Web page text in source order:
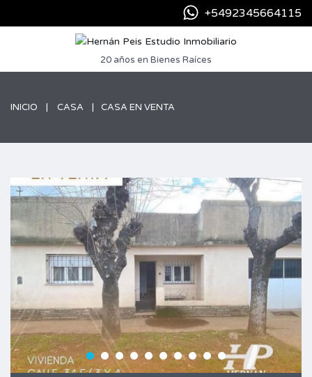
+5492345664115
20 años en Bienes Raíces
INICIO CASA CASA EN VENTA